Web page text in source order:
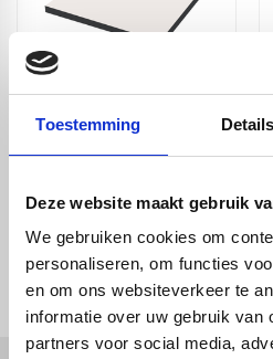
Toestemming Details
Deze website maakt gebruik
We gebruiken cookies om
personaliseren, om functies
en om ons websiteverkeer te
informatie over uw gebruik van
partners voor social media,
HPL proefstuk - wit
RAL9010
check_circleVanaf€ 750,-
check_circleKlanten geven Vos Kunststoffen
check_circle dagen